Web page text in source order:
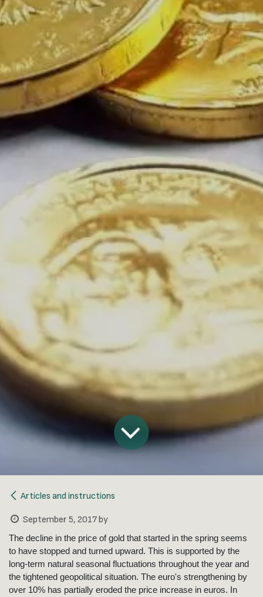
Articles and instructions
September 5, 2017by
The decline in the price of gold that started in the spring seems
to have stopped and turned upward. This is supported by the
long-term natural seasonal fluctuations throughout the year and
the tightened geopolitical situation. The euro's strengthening by
over 10% has partially eroded the price increase in euros. In